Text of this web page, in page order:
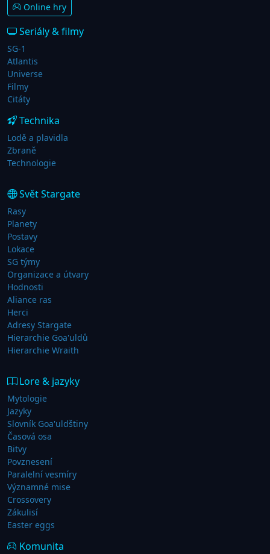
Online hry
Seriály & filmy
SG-1
Atlantis
Universe
Filmy
Citáty
Technika
Lodě a plavidla
Zbraně
Technologie
Svět Stargate
Rasy
Planety
Postavy
Lokace
SG týmy
Organizace a útvary
Hodnosti
Aliance ras
Herci
Adresy Stargate
Hierarchie Goa'uldů
Hierarchie Wraith
Lore & jazyky
Mytologie
Jazyky
Slovník Goa'uldštiny
Časová osa
Bitvy
Povznesení
Paralelní vesmíry
Významné mise
Crossovery
Zákulisí
Easter eggs
Komunita